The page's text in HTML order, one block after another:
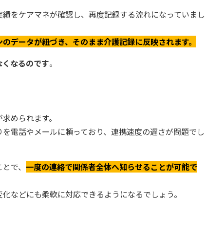
をケアマネが確認し、再度記録する流れになっていまし
データが紐づき、そのまま介護記録に反映されます。
なるのです。
められます。
電話やメールに頼っており、連携速度の遅さが問題でし
で、 一度の連絡で関係者全体へ知らせることが可能で
などにも柔軟に対応できるようになるでしょう。